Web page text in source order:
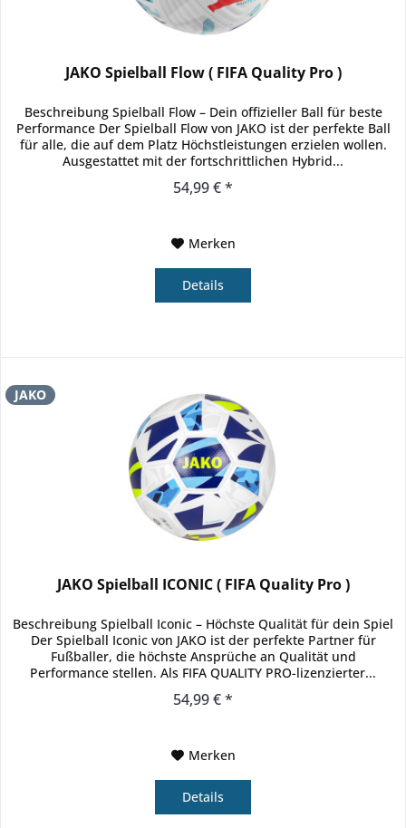
JAKO Spielball Flow ( FIFA Quality Pro )
Beschreibung Spielball Flow – Dein offizieller Ball für beste
Performance Der Spielball Flow von JAKO ist der perfekte Ball
für alle, die auf dem Platz Höchstleistungen erzielen wollen.
Ausgestattet mit der fortschrittlichen Hybrid...
54,99 € *
Merken
Details
JAKO
JAKO Spielball ICONIC ( FIFA Quality Pro )
Beschreibung Spielball Iconic – Höchste Qualität für dein Spiel
Der Spielball Iconic von JAKO ist der perfekte Partner für
Fußballer, die höchste Ansprüche an Qualität und
Performance stellen. Als FIFA QUALITY PRO-lizenzierter...
54,99 € *
Merken
Details